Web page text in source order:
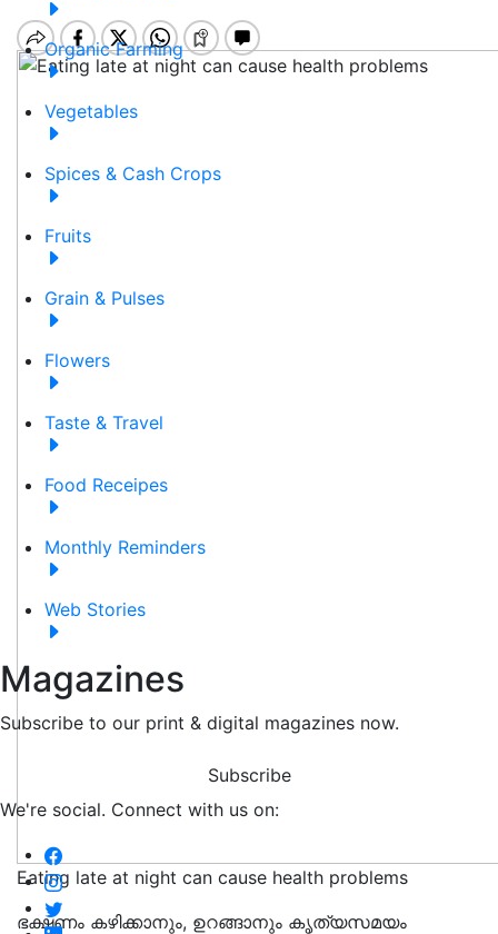
Organic Farming
Vegetables
Spices & Cash Crops
Fruits
Grain & Pulses
Flowers
Taste & Travel
Food Receipes
Monthly Reminders
Web Stories
Magazines
Subscribe to our print & digital magazines now.
Subscribe
We're social. Connect with us on:
Eating late at night can cause health problems
ഭക്ഷണം കഴിക്കാനും, ഉറങ്ങാനും കൃത്യസമയം